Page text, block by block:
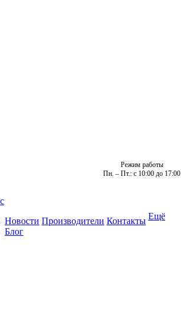
Режим работы
Пн. – Пт.: с 10:00 до 17:00
Новости
Блог
Производители Контакты Ещё